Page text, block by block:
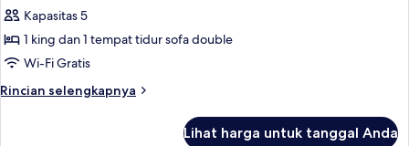
Bedroom
Apartment
with
Room
Kapasitas 5
1 king dan 1 tempat tidur sofa double
Wi-Fi Gratis
Rincian selengkapnya
Rincian
Lihat harga untuk tanggal Anda